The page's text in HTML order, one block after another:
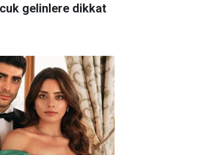
gelinlere dikkat